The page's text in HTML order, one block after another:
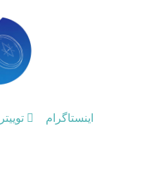
اینستاگرام توییتر X